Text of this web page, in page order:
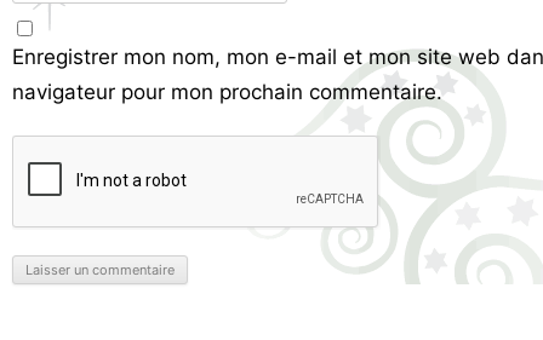
Enregistrer mon nom, mon e-mail et mon site web
navigateur pour mon prochain commentaire.